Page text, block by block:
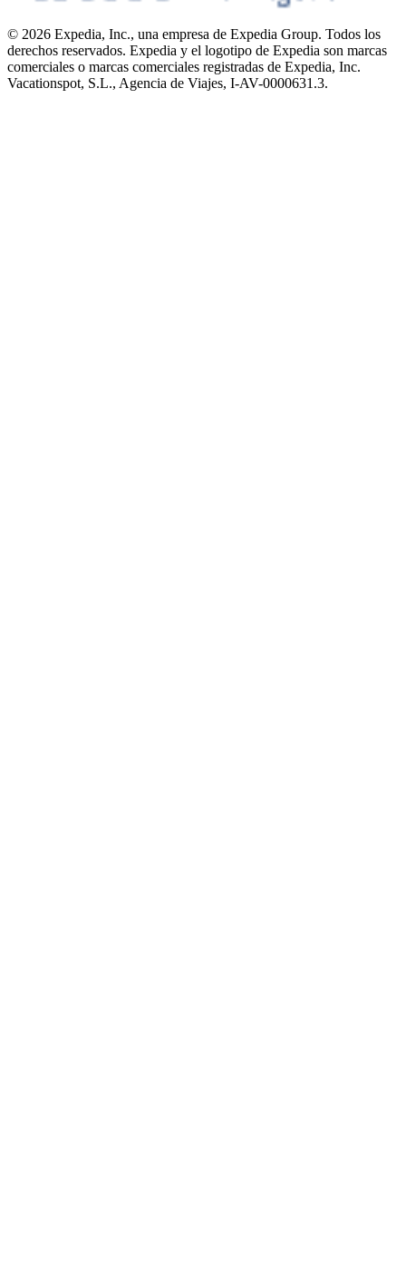
© 2026 Expedia, Inc., una empresa de Expedia Group. Todos los
derechos reservados. Expedia y el logotipo de Expedia son marcas
comerciales o marcas comerciales registradas de Expedia, Inc.
Vacationspot, S.L., Agencia de Viajes, I-AV-0000631.3.